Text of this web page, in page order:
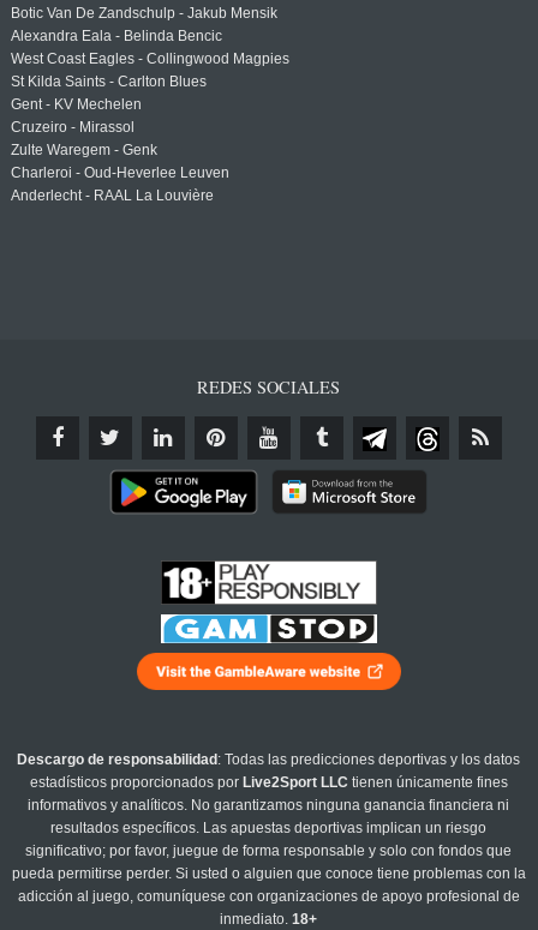
Botic Van De Zandschulp - Jakub Mensik
Alexandra Eala - Belinda Bencic
West Coast Eagles - Collingwood Magpies
St Kilda Saints - Carlton Blues
Gent - KV Mechelen
Cruzeiro - Mirassol
Zulte Waregem - Genk
Charleroi - Oud-Heverlee Leuven
Anderlecht - RAAL La Louvière
REDES SOCIALES
Descargo de responsabilidad : Todas las predicciones deportivas y los datos
estadísticos proporcionados por Live2Sport LLC tienen únicamente fines
informativos y analíticos. No garantizamos ninguna ganancia financiera ni
resultados específicos. Las apuestas deportivas implican un riesgo
significativo; por favor, juegue de forma responsable y solo con fondos que
pueda permitirse perder. Si usted o alguien que conoce tiene problemas con la
adicción al juego, comuníquese con organizaciones de apoyo profesional de
inmediato.18+